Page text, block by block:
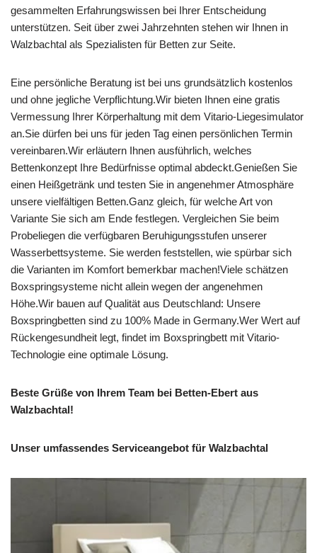
gesammelten Erfahrungswissen bei Ihrer Entscheidung
unterstützen. Seit über zwei Jahrzehnten stehen wir Ihnen in
Walzbachtal als Spezialisten für Betten zur Seite.
Eine persönliche Beratung ist bei uns grundsätzlich kostenlos
und ohne jegliche Verpflichtung.Wir bieten Ihnen eine gratis
Vermessung Ihrer Körperhaltung mit dem Vitario-Liegesimulator
an.Sie dürfen bei uns für jeden Tag einen persönlichen Termin
vereinbaren.Wir erläutern Ihnen ausführlich, welches
Bettenkonzept Ihre Bedürfnisse optimal abdeckt.Genießen Sie
einen Heißgetränk und testen Sie in angenehmer Atmosphäre
unsere vielfältigen Betten.Ganz gleich, für welche Art von
Variante Sie sich am Ende festlegen. Vergleichen Sie beim
Probeliegen die verfügbaren Beruhigungsstufen unserer
Wasserbettsysteme. Sie werden feststellen, wie spürbar sich
die Varianten im Komfort bemerkbar machen!Viele schätzen
Boxspringsysteme nicht allein wegen der angenehmen
Höhe.Wir bauen auf Qualität aus Deutschland: Unsere
Boxspringbetten sind zu 100% Made in Germany.Wer Wert auf
Rückengesundheit legt, findet im Boxspringbett mit Vitario-
Technologie eine optimale Lösung.
Beste Grüße von Ihrem Team bei Betten-Ebert aus
Walzbachtal!
Unser umfassendes Serviceangebot für Walzbachtal